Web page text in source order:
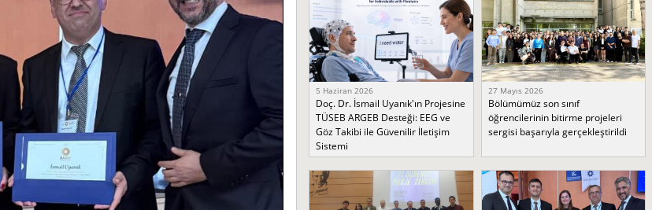
5 Haziran 2026
Doç. Dr. İsmail Uyanık'ın Projesine
TÜSEB ARGEB Desteği: EEG ve
Göz Takibi ile Güvenilir İletişim
Sistemi
27 Mayıs 2026
Bölümümüz son sınıf
öğrencilerinin bitirme projeleri
sergisi başarıyla gerçekleştirildi